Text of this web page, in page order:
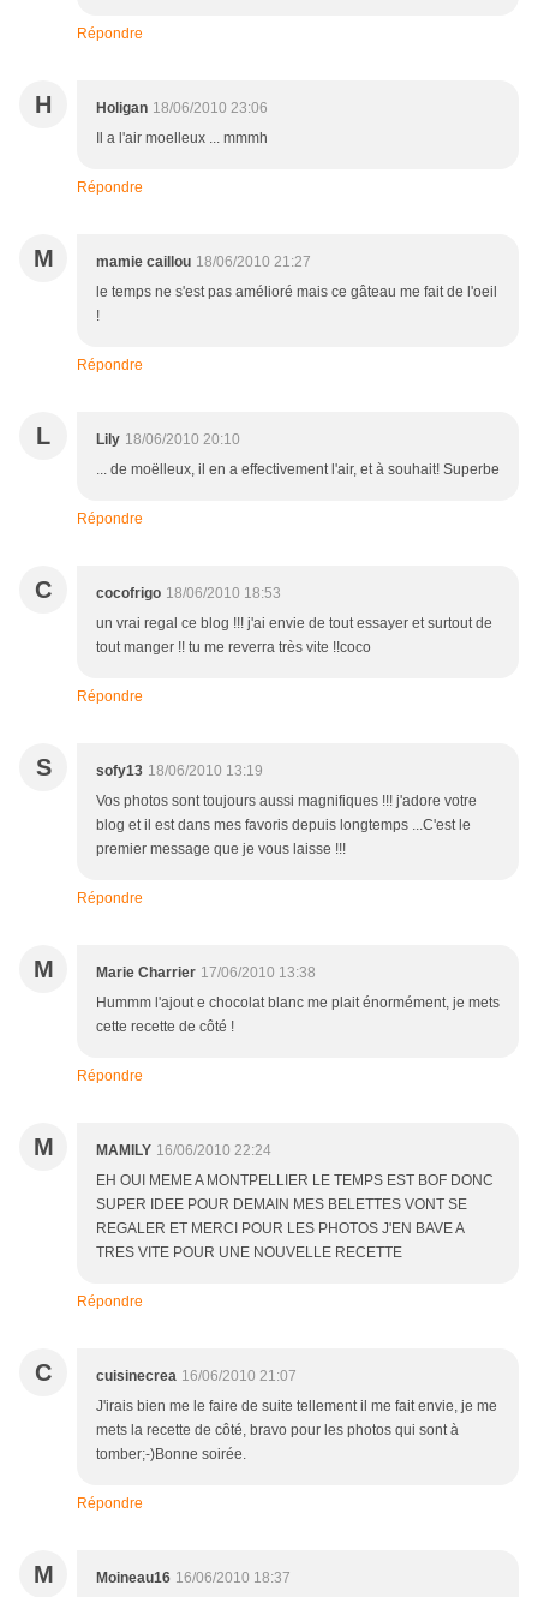
Répondre
H Holigan 18/06/2010 23:06
Il a l'air moelleux ... mmmh
Répondre
M mamie caillou 18/06/2010 21:27
le temps ne s'est pas amélioré mais ce gâteau me fait de l'oeil
!
Répondre
L Lily 18/06/2010 20:10
... de moëlleux, il en a effectivement l'air, et à souhait! Superbe
Répondre
C cocofrigo 18/06/2010 18:53
un vrai regal ce blog !!! j'ai envie de tout essayer et surtout de
tout manger !! tu me reverra très vite !!coco
Répondre
S sofy13 18/06/2010 13:19
Vos photos sont toujours aussi magnifiques !!! j'adore votre
blog et il est dans mes favoris depuis longtemps ...C'est le
premier message que je vous laisse !!!
Répondre
M Marie Charrier 17/06/2010 13:38
Hummm l'ajout e chocolat blanc me plait énormément, je mets
cette recette de côté !
Répondre
M MAMILY 16/06/2010 22:24
EH OUI MEME A MONTPELLIER LE TEMPS EST BOF DONC
SUPER IDEE POUR DEMAIN MES BELETTES VONT SE
REGALER ET MERCI POUR LES PHOTOS J'EN BAVE A
TRES VITE POUR UNE NOUVELLE RECETTE
Répondre
C cuisinecrea 16/06/2010 21:07
J'irais bien me le faire de suite tellement il me fait envie, je me
mets la recette de côté, bravo pour les photos qui sont à
tomber;-)Bonne soirée.
Répondre
M Moineau16 16/06/2010 18:37